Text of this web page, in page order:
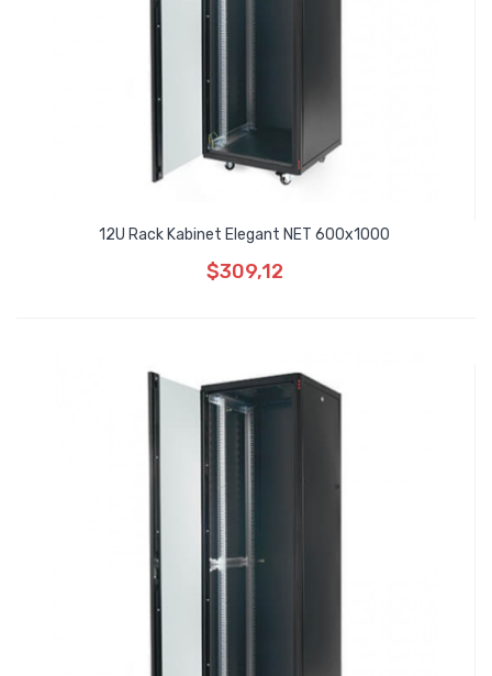
12U Rack Kabinet Elegant NET 600x1000
$309,12